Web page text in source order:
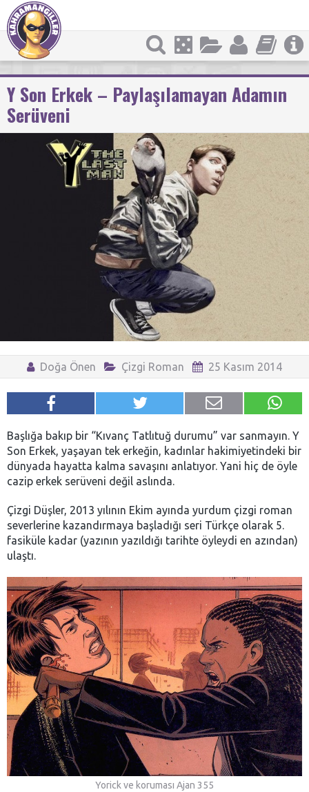
Y Son Erkek – Paylaşılamayan Adamın
Serüveni
Doğa Önen Çizgi Roman 25 Kasım 2014
Başlığa bakıp bir “Kıvanç Tatlıtuğ durumu” var sanmayın. Y
Son Erkek, yaşayan tek erkeğin, kadınlar hakimiyetindeki bir
dünyada hayatta kalma savaşını anlatıyor. Yani hiç de öyle
cazip erkek serüveni değil aslında.
Çizgi Düşler, 2013 yılının Ekim ayında yurdum çizgi roman
severlerine kazandırmaya başladığı seri Türkçe olarak 5.
fasiküle kadar (yazının yazıldığı tarihte öyleydi en azından)
ulaştı.
Yorick ve koruması Ajan 355